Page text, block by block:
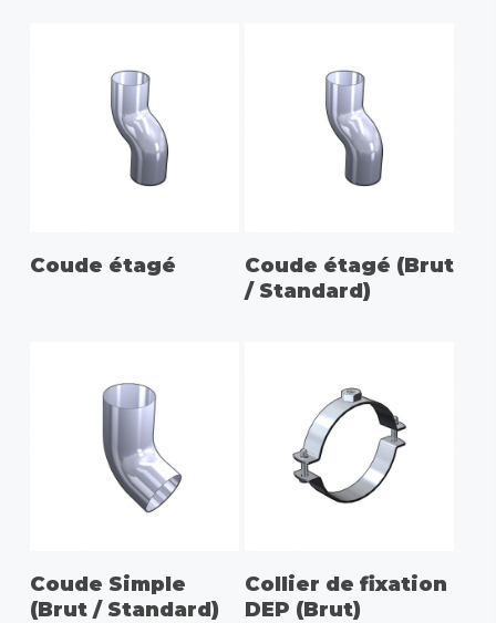
Coude étagé CHOIX DES OPTIONS
Coude étagé (Brut
/ Standard)
CHOIX DES OPTIONS
Coude Simple
(Brut / Standard)
CHOIX DES OPTIONS
Collier de fixation
DEP (Brut)